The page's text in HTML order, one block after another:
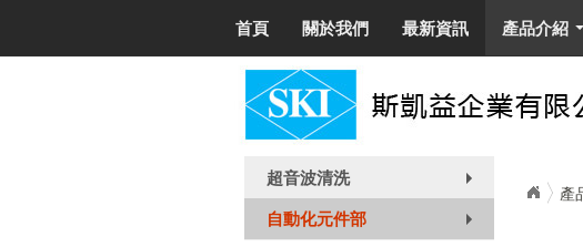
首頁 關於我們 最新資訊 產品介紹
超音波清洗
自動化元件部
產